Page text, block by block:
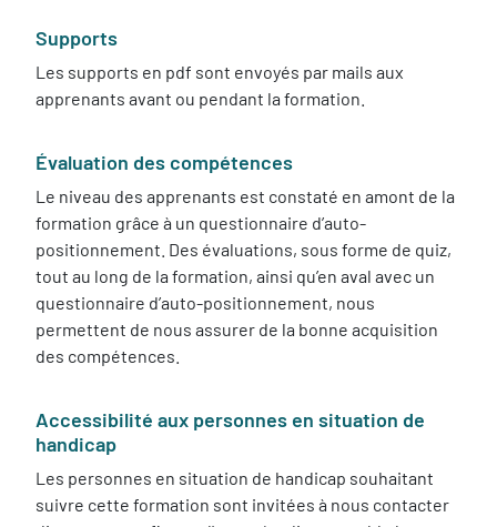
Supports
Les supports en pdf sont envoyés par mails aux
apprenants avant ou pendant la formation.
Évaluation des compétences
Le niveau des apprenants est constaté en amont de la
formation grâce à un questionnaire d’auto-
positionnement. Des évaluations, sous forme de quiz,
tout au long de la formation, ainsi qu’en aval avec un
questionnaire d’auto-positionnement, nous
permettent de nous assurer de la bonne acquisition
des compétences.
Accessibilité aux personnes en situation de
handicap
Les personnes en situation de handicap souhaitant
suivre cette formation sont invitées à nous contacter